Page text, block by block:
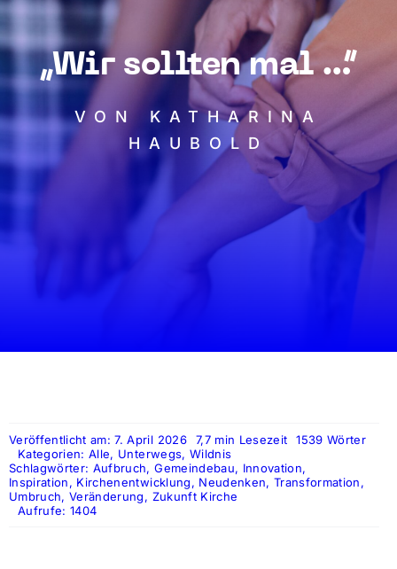
„Wir sollten mal …“
VON KATHARINA
HAUBOLD
Veröffentlicht am: 7. April 2026 7,7 min Lesezeit
1539 Wörter
Kategorien:Alle, Unterwegs, Wildnis
Schlagwörter: Aufbruch,Gemeindebau, Innovation,
Inspiration, Kirchenentwicklung, Neudenken, Transformation,
Umbruch,Veränderung, Zukunft Kirche
Aufrufe: 1404